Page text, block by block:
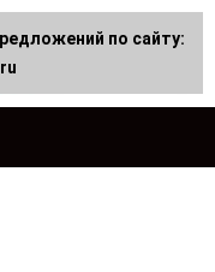
по сайту: